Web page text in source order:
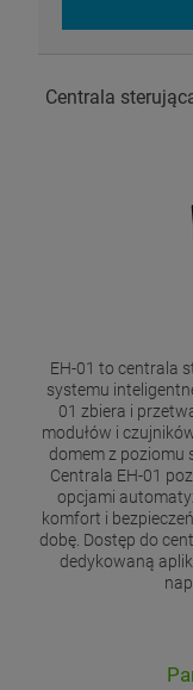
Centrala
EH-01 to centrala
systemu
01 zbiera i
modułów i
domem z poziomu
Centrala EH-01
opcjami
komfort i
dobę. Dostęp do
dedykowaną